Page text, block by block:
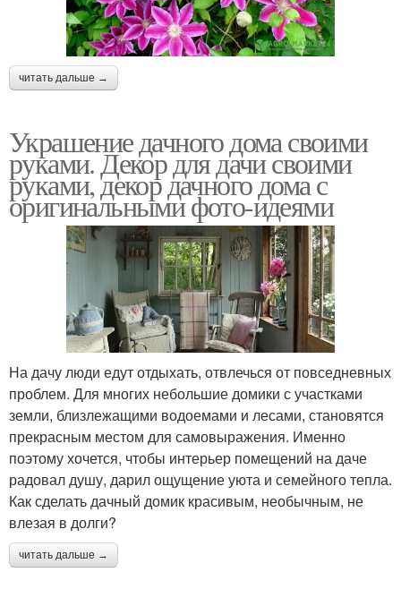
читать дальше →
Украшение дачного дома своими
руками. Декор для дачи своими
руками, декор дачного дома с
оригинальными фото-идеями
На дачу люди едут отдыхать, отвлечься от повседневных
проблем. Для многих небольшие домики с участками
земли, близлежащими водоемами и лесами, становятся
прекрасным местом для самовыражения. Именно
поэтому хочется, чтобы интерьер помещений на даче
радовал душу, дарил ощущение уюта и семейного тепла.
Как сделать дачный домик красивым, необычным, не
влезая в долги?
читать дальше →